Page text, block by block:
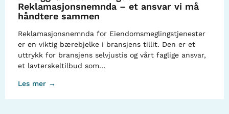
Reklamasjonsnemnda – et ansvar vi må
håndtere sammen
Reklamasjonsnemnda for Eiendomsmeglingstjenester
er en viktig bærebjelke i bransjens tillit. Den er et
uttrykk for bransjens selvjustis og vårt faglige ansvar,
et lavterskeltilbud som…
Les mer →